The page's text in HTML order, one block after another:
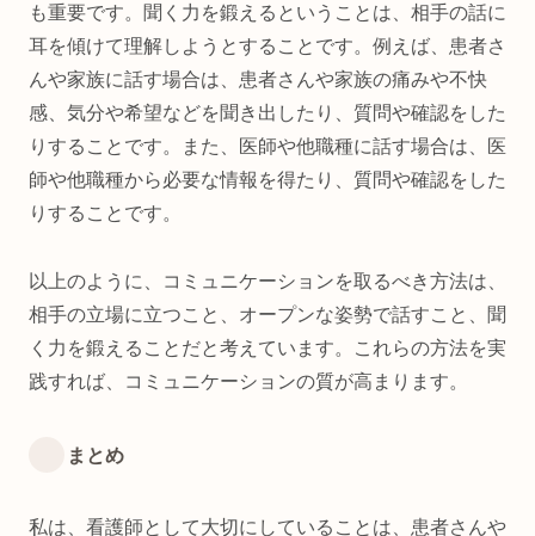
も重要です。聞く力を鍛えるということは、相手の話に
耳を傾けて理解しようとすることです。例えば、患者さ
んや家族に話す場合は、患者さんや家族の痛みや不快
感、気分や希望などを聞き出したり、質問や確認をした
りすることです。また、医師や他職種に話す場合は、医
師や他職種から必要な情報を得たり、質問や確認をした
りすることです。
以上のように、コミュニケーションを取るべき方法は、
相手の立場に立つこと、オープンな姿勢で話すこと、聞
く力を鍛えることだと考えています。これらの方法を実
践すれば、コミュニケーションの質が高まります。
まとめ
私は、看護師として大切にしていることは、患者さんや